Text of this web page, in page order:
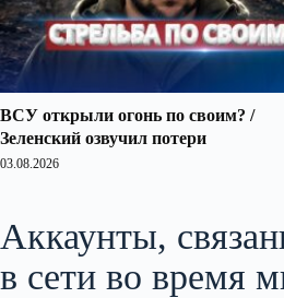
ВСУ открыли огонь по своим? /
Зеленский озвучил потери
03.08.2026
Аккаунты,
в сети во время